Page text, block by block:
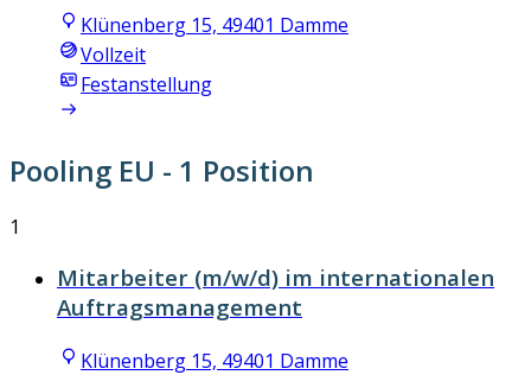
Klünenberg 15, 49401 Damme
Vollzeit
Festanstellung
Pooling EU - 1 Position
1
Mitarbeiter (m/w/d) im internationalen
Auftragsmanagement
Klünenberg 15, 49401 Damme